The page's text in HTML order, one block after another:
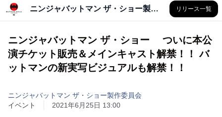
ニンジャバットマン ザ・ショー製作委員会 リリース一覧
ニンジャバットマン ザ・ショー ついに本公
演チケット販売＆メインキャスト解禁！！ バ
ットマンの新実写ビジュアルも解禁！！
ニンジャバットマン ザ・ショー製作委員会
イベント
2021年6月25日 13:00